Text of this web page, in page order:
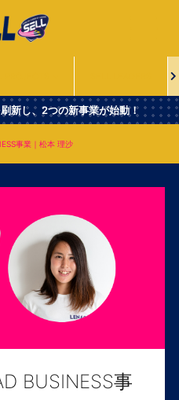
新し、2つの新事業が始動！
事業｜松本 理沙
BUSINESS事